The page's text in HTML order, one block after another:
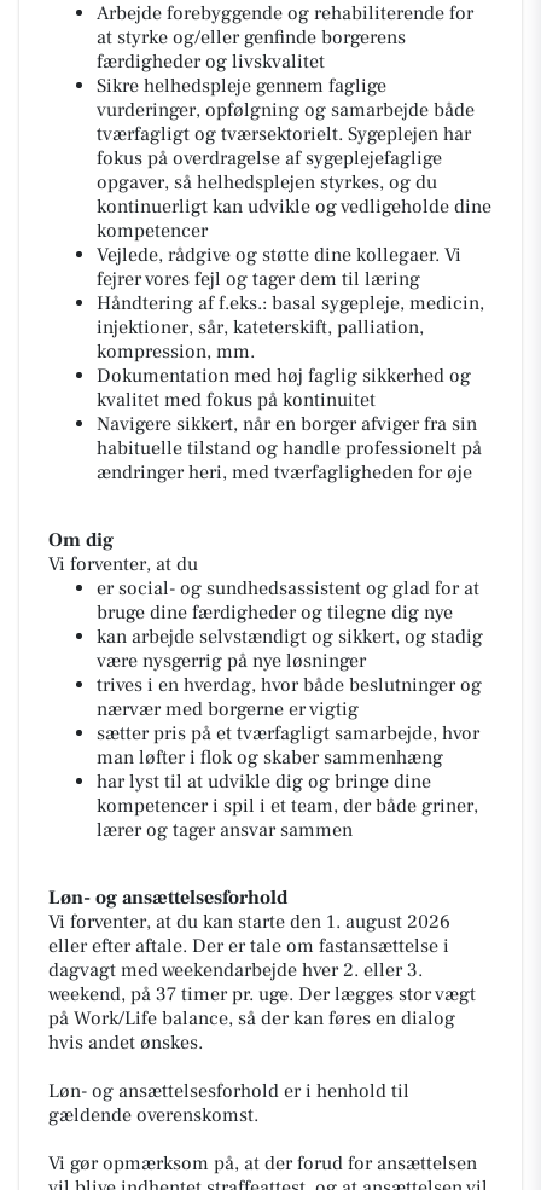
Arbejde forebyggende og rehabiliterende for
at styrke og/eller genfinde borgerens
færdigheder og livskvalitet
Sikre helhedspleje gennem faglige
vurderinger, opfølgning og samarbejde både
tværfagligt og tværsektorielt. Sygeplejen har
fokus på overdragelse af sygeplejefaglige
opgaver, så helhedsplejen styrkes, og du
kontinuerligt kan udvikle og vedligeholde dine
kompetencer
Vejlede, rådgive og støtte dine kollegaer. Vi
fejrer vores fejl og tager dem til læring
Håndtering af f.eks.: basal sygepleje, medicin,
injektioner, sår, kateterskift, palliation,
kompression, mm.
Dokumentation med høj faglig sikkerhed og
kvalitet med fokus på kontinuitet
Navigere sikkert, når en borger afviger fra sin
habituelle tilstand og handle professionelt på
ændringer heri, med tværfagligheden for øje
Om dig
Vi forventer, at du
er social- og sundhedsassistent og glad for at
bruge dine færdigheder og tilegne dig nye
kan arbejde selvstændigt og sikkert, og stadig
være nysgerrig på nye løsninger
trives i en hverdag, hvor både beslutninger og
nærvær med borgerne er vigtig
sætter pris på et tværfagligt samarbejde, hvor
man løfter i flok og skaber sammenhæng
har lyst til at udvikle dig og bringe dine
kompetencer i spil i et team, der både griner,
lærer og tager ansvar sammen
Løn- og ansættelsesforhold
Vi forventer, at du kan starte den 1. august 2026
eller efter aftale. Der er tale om fastansættelse i
dagvagt med weekendarbejde hver 2. eller 3.
weekend, på 37 timer pr. uge. Der lægges stor vægt
på Work/Life balance, så der kan føres en dialog
hvis andet ønskes.
Løn- og ansættelsesforhold er i henhold til
gældende overenskomst.
Vi gør opmærksom på, at der forud for ansættelsen